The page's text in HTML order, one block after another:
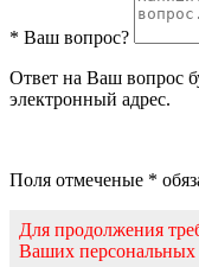
* Ваш вопрос?
Ответ на Ваш вопрос
электронный адрес.
Поля отмеченые *
Для продолжения
Ваших